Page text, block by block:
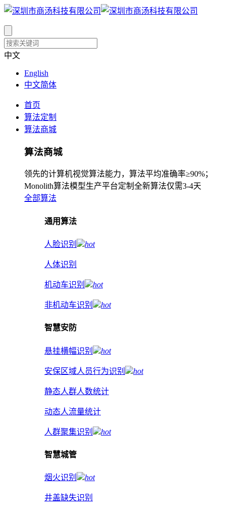
中文
English
中文简体
首页
算法定制
算法商城
算法商城
领先的计算机视觉算法能力，算法平均准确率≥90%；
Monolith算法模型生产平台定制全新算法仅需3-4天
全部算法
通用算法
人脸识别 hot
人体识别
机动车识别 hot
非机动车识别 hot
智慧安防
悬挂横幅识别 hot
安保区域人员行为识别 hot
静态人群人数统计
动态人流量统计
人群聚集识别 hot
智慧城管
烟火识别 hot
井盖缺失识别